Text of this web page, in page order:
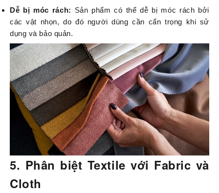
Dễ bị móc rách: Sản phẩm có thể dễ bị móc rách bởi
các vật nhọn, do đó người dùng cần cẩn trọng khi sử
dụng và bảo quản.
5. Phân biệt Textile với Fabric và
Cloth